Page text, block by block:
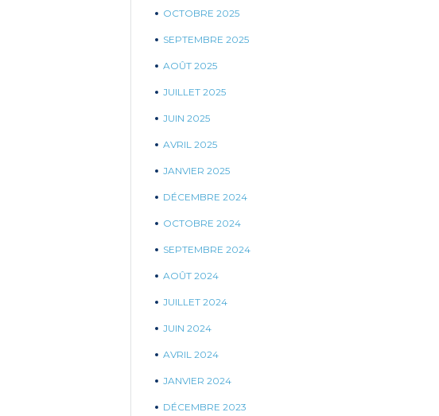
OCTOBRE 2025
SEPTEMBRE 2025
AOÛT 2025
JUILLET 2025
JUIN 2025
AVRIL 2025
JANVIER 2025
DÉCEMBRE 2024
OCTOBRE 2024
SEPTEMBRE 2024
AOÛT 2024
JUILLET 2024
JUIN 2024
AVRIL 2024
JANVIER 2024
DÉCEMBRE 2023